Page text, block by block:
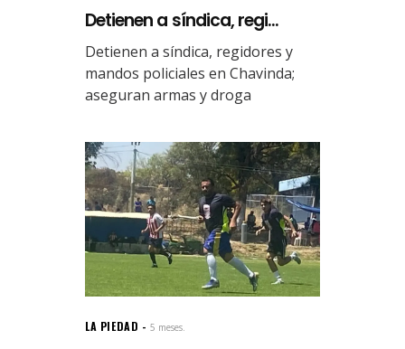
Detienen a síndica, regi...
Detienen a síndica, regidores y
mandos policiales en Chavinda;
aseguran armas y droga
LA PIEDAD 5 meses.